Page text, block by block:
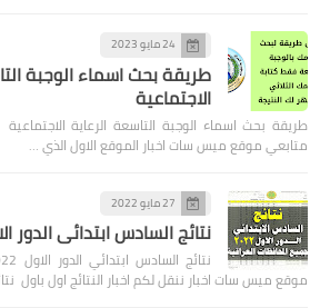
24 مايو 2023
طريقة بحث اسماء الوجبة
الاجتماعية
طريقة بحث اسماء الوجبة التاسعة الرعاية
متابعي موقع ميس سات اخبار الموقع الاول الذي …
27 مايو 2022
نتائج السادس ابتدائي الدور الاول
موقع ميس سات اخبار ننقل لكم اخبار النتائج اول باول